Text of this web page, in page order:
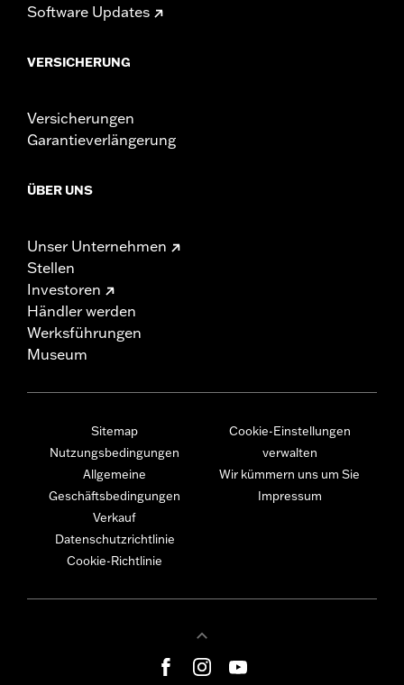
Software Updates
VERSICHERUNG
Versicherungen
Garantieverlängerung
ÜBER UNS
Unser Unternehmen
Stellen
Investoren
Händler werden
Werksführungen
Museum
Sitemap
Nutzungsbedingungen
Allgemeine
Geschäftsbedingungen
Verkauf
Datenschutzrichtlinie
Cookie-Richtlinie
Cookie-Einstellungen
verwalten
Wir kümmern uns um Sie
Impressum